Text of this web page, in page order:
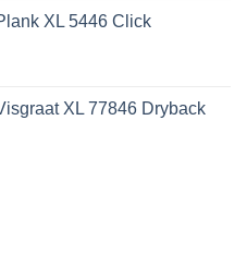
XL 5446 Click
XL 77846 Dryback